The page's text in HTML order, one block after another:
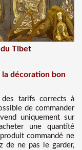
Tibet
la décoration bon
tarifs corrects à
de commander
uniquement sur
une quantité
commandé ne
de ne pas le garder,